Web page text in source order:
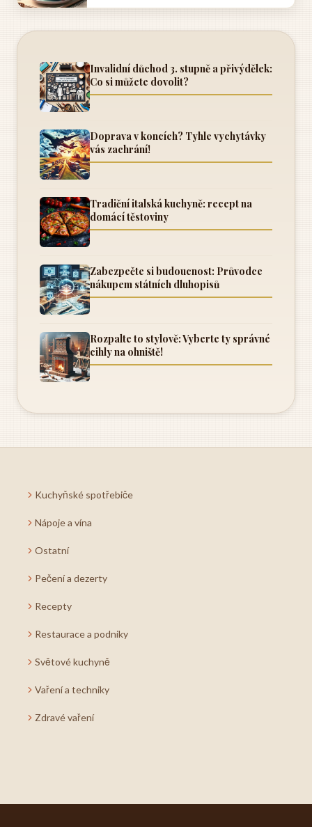
Invalidní důchod 3. stupně a přivýdělek:
Co si můžete dovolit?
Doprava v koncích? Tyhle vychytávky
vás zachrání!
Tradiční italská kuchyně: recept na
domácí těstoviny
Zabezpečte si budoucnost: Průvodce
nákupem státních dluhopisů
Rozpalte to stylově: Vyberte ty správné
cihly na ohniště!
Kuchyňské spotřebiče
Nápoje a vína
Ostatní
Pečení a dezerty
Recepty
Restaurace a podniky
Světové kuchyně
Vaření a techniky
Zdravé vaření